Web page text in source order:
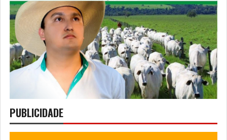
PUBLICIDADE